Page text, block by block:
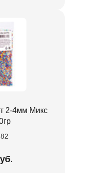
2-4мм Микс